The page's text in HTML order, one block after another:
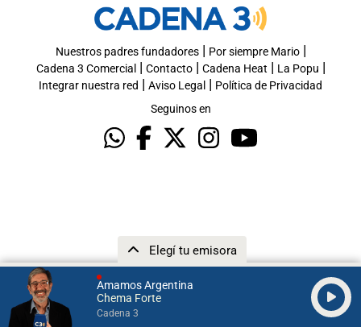
Amamos Argentina
Chema Forte
Cadena 3
Elegí tu emisora
Nuestros padres fundadores| Por siempre Mario|
Cadena 3 Comercial | Contacto| Cadena Heat | La Popu |
Integrar nuestra red | Aviso Legal | Política de Privacidad
Seguinos en